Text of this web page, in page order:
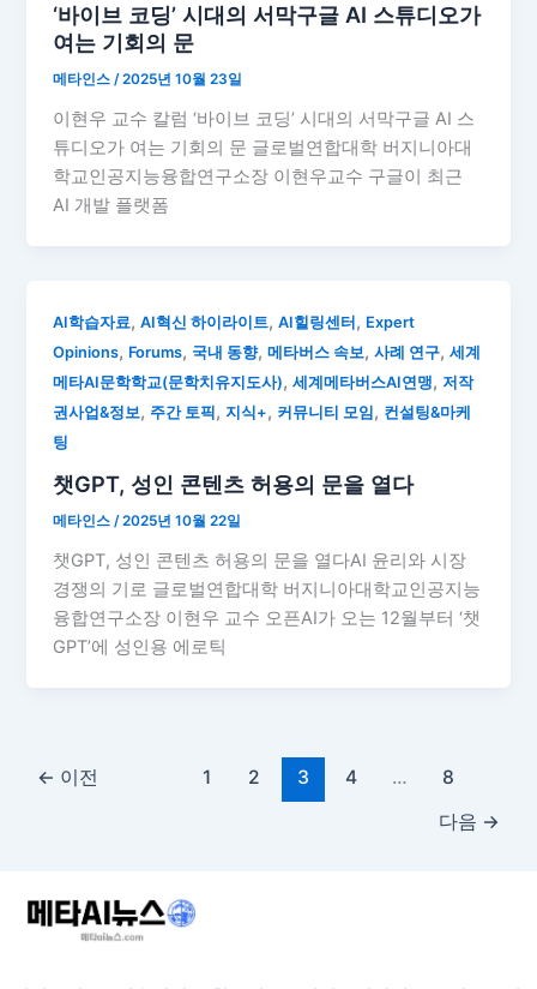
‘바이브 코딩’ 시대의 서막구글 AI 스튜디오가
여는 기회의 문
메타인스/2025년 10월 23일
이현우 교수 칼럼 ‘바이브 코딩’ 시대의 서막구글 AI 스
튜디오가 여는 기회의 문 글로벌연합대학 버지니아대
학교인공지능융합연구소장 이현우교수 구글이 최근
AI 개발 플랫폼
AI학습자료,AI혁신 하이라이트,AI힐링센터 , Expert
Opinions, Forums, 국내 동향,메타버스 속보,사례 연구,세계
메타AI문학학교(문학치유지도사),세계메타버스AI연맹,저작
권사업&정보, 주간 토픽 ,지식+, 커뮤니티 모임 , 컨설팅&마케
팅
챗GPT, 성인 콘텐츠 허용의 문을 열다
메타인스/2025년 10월 22일
챗GPT, 성인 콘텐츠 허용의 문을 열다AI 윤리와 시장
경쟁의 기로 글로벌연합대학 버지니아대학교인공지능
융합연구소장 이현우 교수 오픈AI가 오는 12월부터 ‘챗
GPT’에 성인용 에로틱
← 이전 1 2 3 4 …
8
다음 →